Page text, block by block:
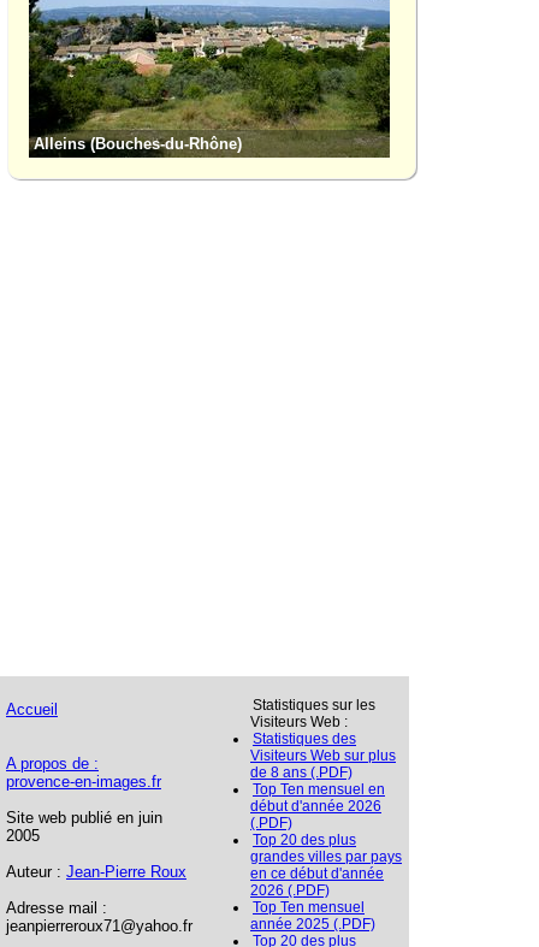
Alleins (Bouches-du-Rhône)
Accueil
A propos de :
provence-en-images.fr
Site web publié en juin
2005
Auteur : Jean-Pierre Roux
Adresse mail :
jeanpierreroux71@yahoo.fr
Statistiques sur les
Visiteurs Web :
Statistiques des
Visiteurs Web sur plus
de 8 ans (.PDF)
Top Ten mensuel en
début d'année 2026
(.PDF)
Top 20 des plus
grandes villes par pays
en ce début d'année
2026 (.PDF)
Top Ten mensuel
année 2025 (.PDF)
Top 20 des plus